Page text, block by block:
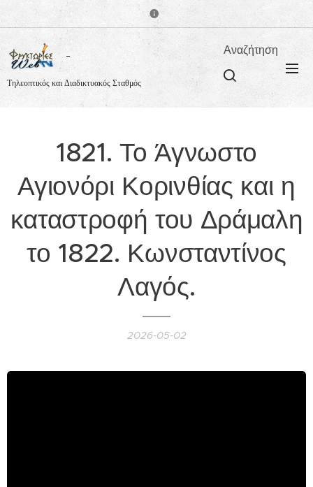
Τηλεοπτικός και Διαδικτυακός Σταθμός
Αναζήτηση
1821. Το Άγνωστο
Αγιονόρι Κορινθίας και η
καταστροφή του Δράμαλη
το 1822. Κωνσταντίνος
Λαγός.
2026-05-02